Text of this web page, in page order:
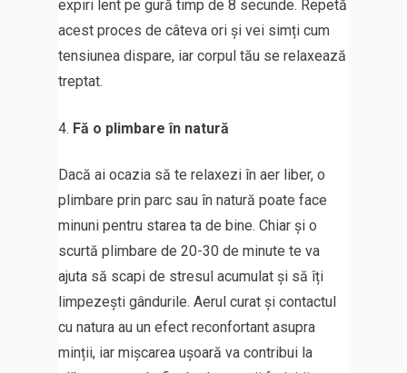
expiri lent pe gură timp de 8 secunde. Repetă
acest proces de câteva ori și vei simți cum
tensiunea dispare, iar corpul tău se relaxează
treptat.
Fă o plimbare în natură
Dacă ai ocazia să te relaxezi în aer liber, o
plimbare prin parc sau în natură poate face
minuni pentru starea ta de bine. Chiar și o
scurtă plimbare de 20-30 de minute te va
ajuta să scapi de stresul acumulat și să îți
limpezești gândurile. Aerul curat și contactul
cu natura au un efect reconfortant asupra
minții, iar mișcarea ușoară va contribui la